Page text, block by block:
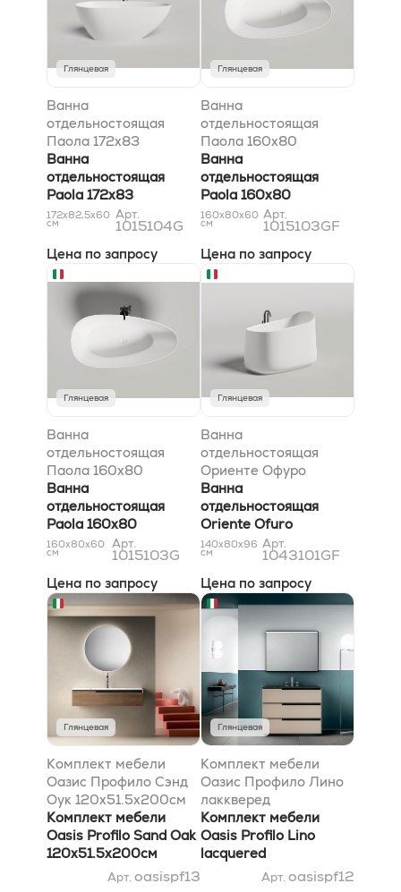
Глянцевая
Ванна
отдельностоящая
Паола 172x83
Ванна
отдельностоящая
Paola 172x83
172x82,5x60
см
Арт.
1015104G
Цена по запросу
Глянцевая
Ванна
отдельностоящая
Паола 160x80
покраска по RAL
полностью
Ванна
отдельностоящая
Paola 160x80
покраска по RAL
полностью
160x80x60
см
Арт.
1015103GF
Цена по запросу
Глянцевая
Ванна
отдельностоящая
Паола 160x80
Ванна
отдельностоящая
Paola 160x80
160x80x60
см
Арт.
1015103G
Цена по запросу
Глянцевая
Ванна
отдельностоящая
Ориенте Офуро
Ванна
отдельностоящая
Oriente Ofuro
140x80x96
см
Арт.
1043101GF
Цена по запросу
Глянцевая
Комплект мебели
Оазис Профило Сэнд
Оук 120x51.5x200см
Комплект мебели
Oasis Profilo Sand Oak
120x51.5x200см
Арт. oasispf13
Глянцевая
Комплект мебели
Оазис Профило Лино
лаккверед
105x51.5x200см
Комплект мебели
Oasis Profilo Lino
lacquered
105x51.5x200см
Арт. oasispf12